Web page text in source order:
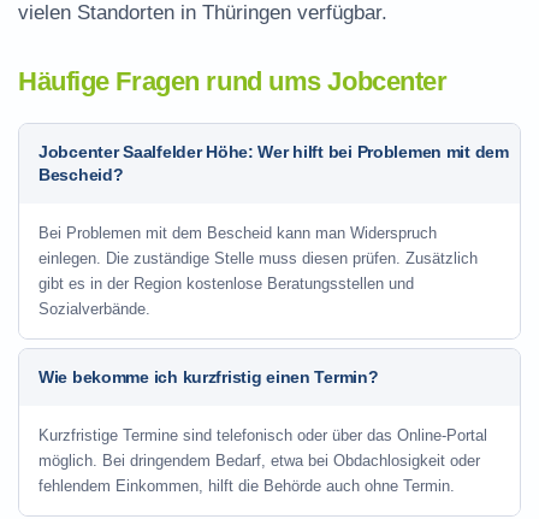
vielen Standorten in Thüringen verfügbar.
Häufige Fragen rund ums Jobcenter
Jobcenter Saalfelder Höhe: Wer hilft bei Problemen mit dem
Bescheid?
Bei Problemen mit dem Bescheid kann man Widerspruch
einlegen. Die zuständige Stelle muss diesen prüfen. Zusätzlich
gibt es in der Region kostenlose Beratungsstellen und
Sozialverbände.
Wie bekomme ich kurzfristig einen Termin?
Kurzfristige Termine sind telefonisch oder über das Online-Portal
möglich. Bei dringendem Bedarf, etwa bei Obdachlosigkeit oder
fehlendem Einkommen, hilft die Behörde auch ohne Termin.